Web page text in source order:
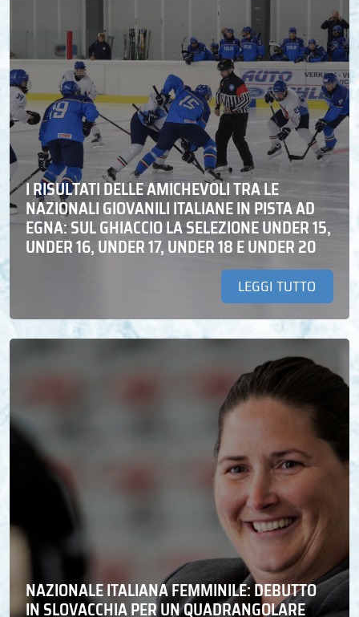
I RISULTATI DELLE AMICHEVOLI TRA LE
NAZIONALI GIOVANILI ITALIANE IN PISTA AD
EGNA: SUL GHIACCIO LA SELEZIONE UNDER 15,
UNDER 16, UNDER 17, UNDER 18 E UNDER 20
LEGGI TUTTO
NAZIONALE ITALIANA FEMMINILE: DEBUTTO
IN SLOVACCHIA PER UN QUADRANGOLARE